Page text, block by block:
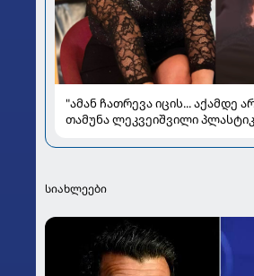
"ამან ჩათრევა იცის... აქამდე
თამუნა ლეკვეიშვილი
სიახლეები